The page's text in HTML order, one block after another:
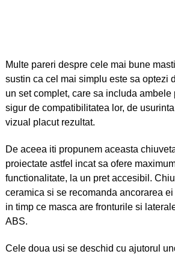
Multe pareri despre cele mai bune
sustin ca cel mai simplu este sa optezi
un set complet, care sa includa ambele
sigur de compatibilitatea lor, de
vizual placut rezultat.
De aceea iti propunem aceasta
proiectate astfel incat sa ofere
functionalitate, la un pret accesibil.
ceramica si se recomanda ancorarea
in timp ce masca are fronturile si
ABS.
Cele doua usi se deschid cu ajutorul